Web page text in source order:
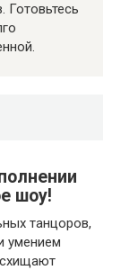
Готовьтесь
шоу!
танцоров,
умением